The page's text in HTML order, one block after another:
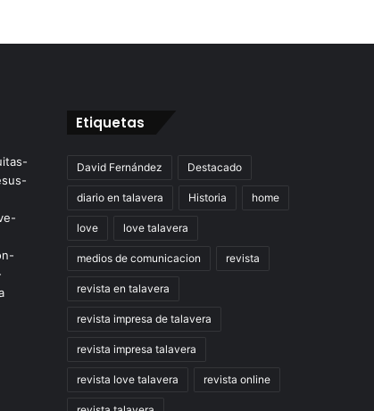
Etiquetas
David Fernández Destacado
diario en talavera Historia home
love love talavera
medios de comunicacion revista
revista en talavera
revista impresa de talavera
revista impresa talavera
revista love talavera revista online